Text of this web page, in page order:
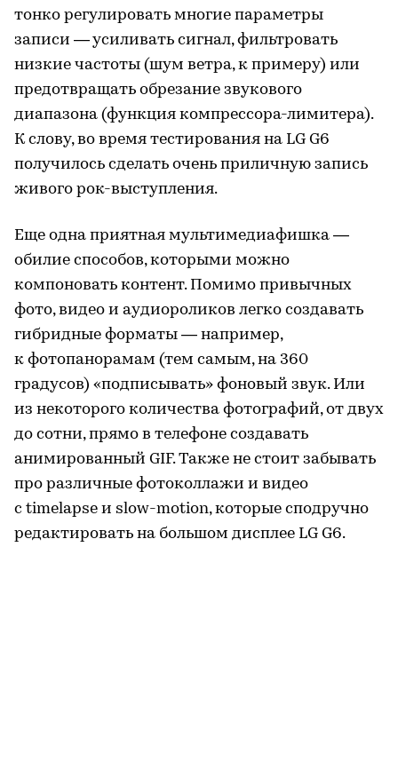
тонко регулировать многие параметры
записи — усиливать сигнал, фильтровать
низкие частоты (шум ветра, к примеру) или
предотвращать обрезание звукового
диапазона (функция компрессора-лимитера).
К слову, во время тестирования на LG G6
получилось сделать очень приличную запись
живого рок-выступления.
Еще одна приятная мультимедиафишка —
обилие способов, которыми можно
компоновать контент. Помимо привычных
фото, видео и аудиороликов легко создавать
гибридные форматы — например,
к фотопанорамам (тем самым, на 360
градусов) «подписывать» фоновый звук. Или
из некоторого количества фотографий, от двух
до сотни, прямо в телефоне создавать
анимированный GIF. Также не стоит забывать
про различные фотоколлажи и видео
с timelapse и slow-motion, которые сподручно
редактировать на большом дисплее LG G6.